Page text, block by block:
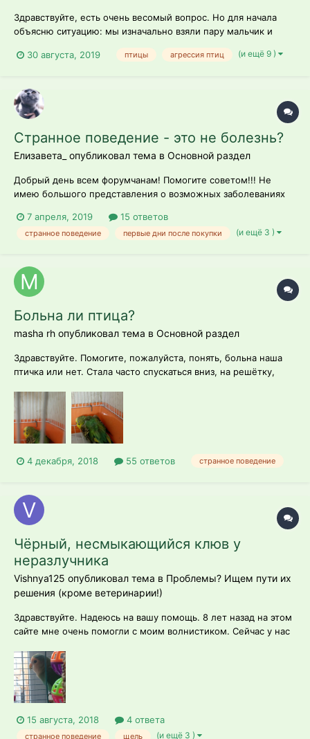
Здравствуйте, есть очень весомый вопрос. Но для начала
объясню ситуацию: мы изначально взяли пару мальчик и
поэтому взяли третьего мальчика. Девочка буквально в тот
именно она его укусила. Об...
30 августа, 2019 птицы агрессия птиц (и ещё 9 )
Странное поведение - это не болезнь?
Елизавета_ опубликовал тема в Основной раздел
Добрый день всем форумчанам! Помогите советом!!! Не
имею большого представления о возможных заболеваниях
волнушки. Так вот, купили ее на птичьем рынке неделю
назад. Продавец сказал, что 2 недели как из гнезда вышла.
7 апреля, 2019 15 ответов
странное поведение первые дни после покупки (и ещё 3 )
Больна ли птица?
masha rh опубликовал тема в Основной раздел
Здравствуйте. Помогите, пожалуйста, понять, больна наша
птичка или нет. Стала часто спускаться вниз, на решётку,
4 декабря, 2018 55 ответов странное поведение
Чёрный, несмыкающийся клюв у
неразлучника
Vishnya125 опубликовал тема в Проблемы? Ищем пути их
решения (кроме ветеринарии!)
Здравствуйте. Надеюсь на вашу помощь. 8 лет назад на этом
сайте мне очень помогли с моим волнистиком. Сейчас у нас
сколько лет птице и что она из себя представляет , мы не
знаем... Меня изначально насторожил чёрный клюв, точнее
нижняя часть его,...
15 августа, 2018 4 ответа
странное поведение щель (и ещё 3 )